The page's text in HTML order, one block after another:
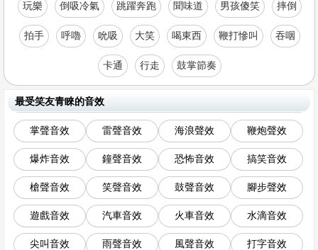
玩樂 倒吸冷氣 跳躍奔跑 聞味道 男孩傻笑 摔倒
拍手 呼嚕 吮吸 大笑 喝東西 鞭打慘叫 吞咽
卡通 行走 鼓掌節奏
最受笑友青睞的音效
掌聲音效 雷聲音效 海浪聲效 鞭炮聲效
爆炸音效 鐘聲音效 恐怖音效 搞笑音效
槍聲音效 笑聲音效 鼓聲音效 腳步聲效
遊戲音效 汽車音效 火車音效 水滴音效
尖叫音效 雨聲音效 風聲音效 打字音效